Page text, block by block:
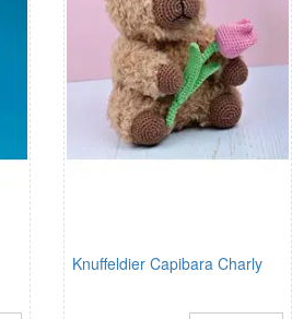
Knuffeldier Capibara Charly